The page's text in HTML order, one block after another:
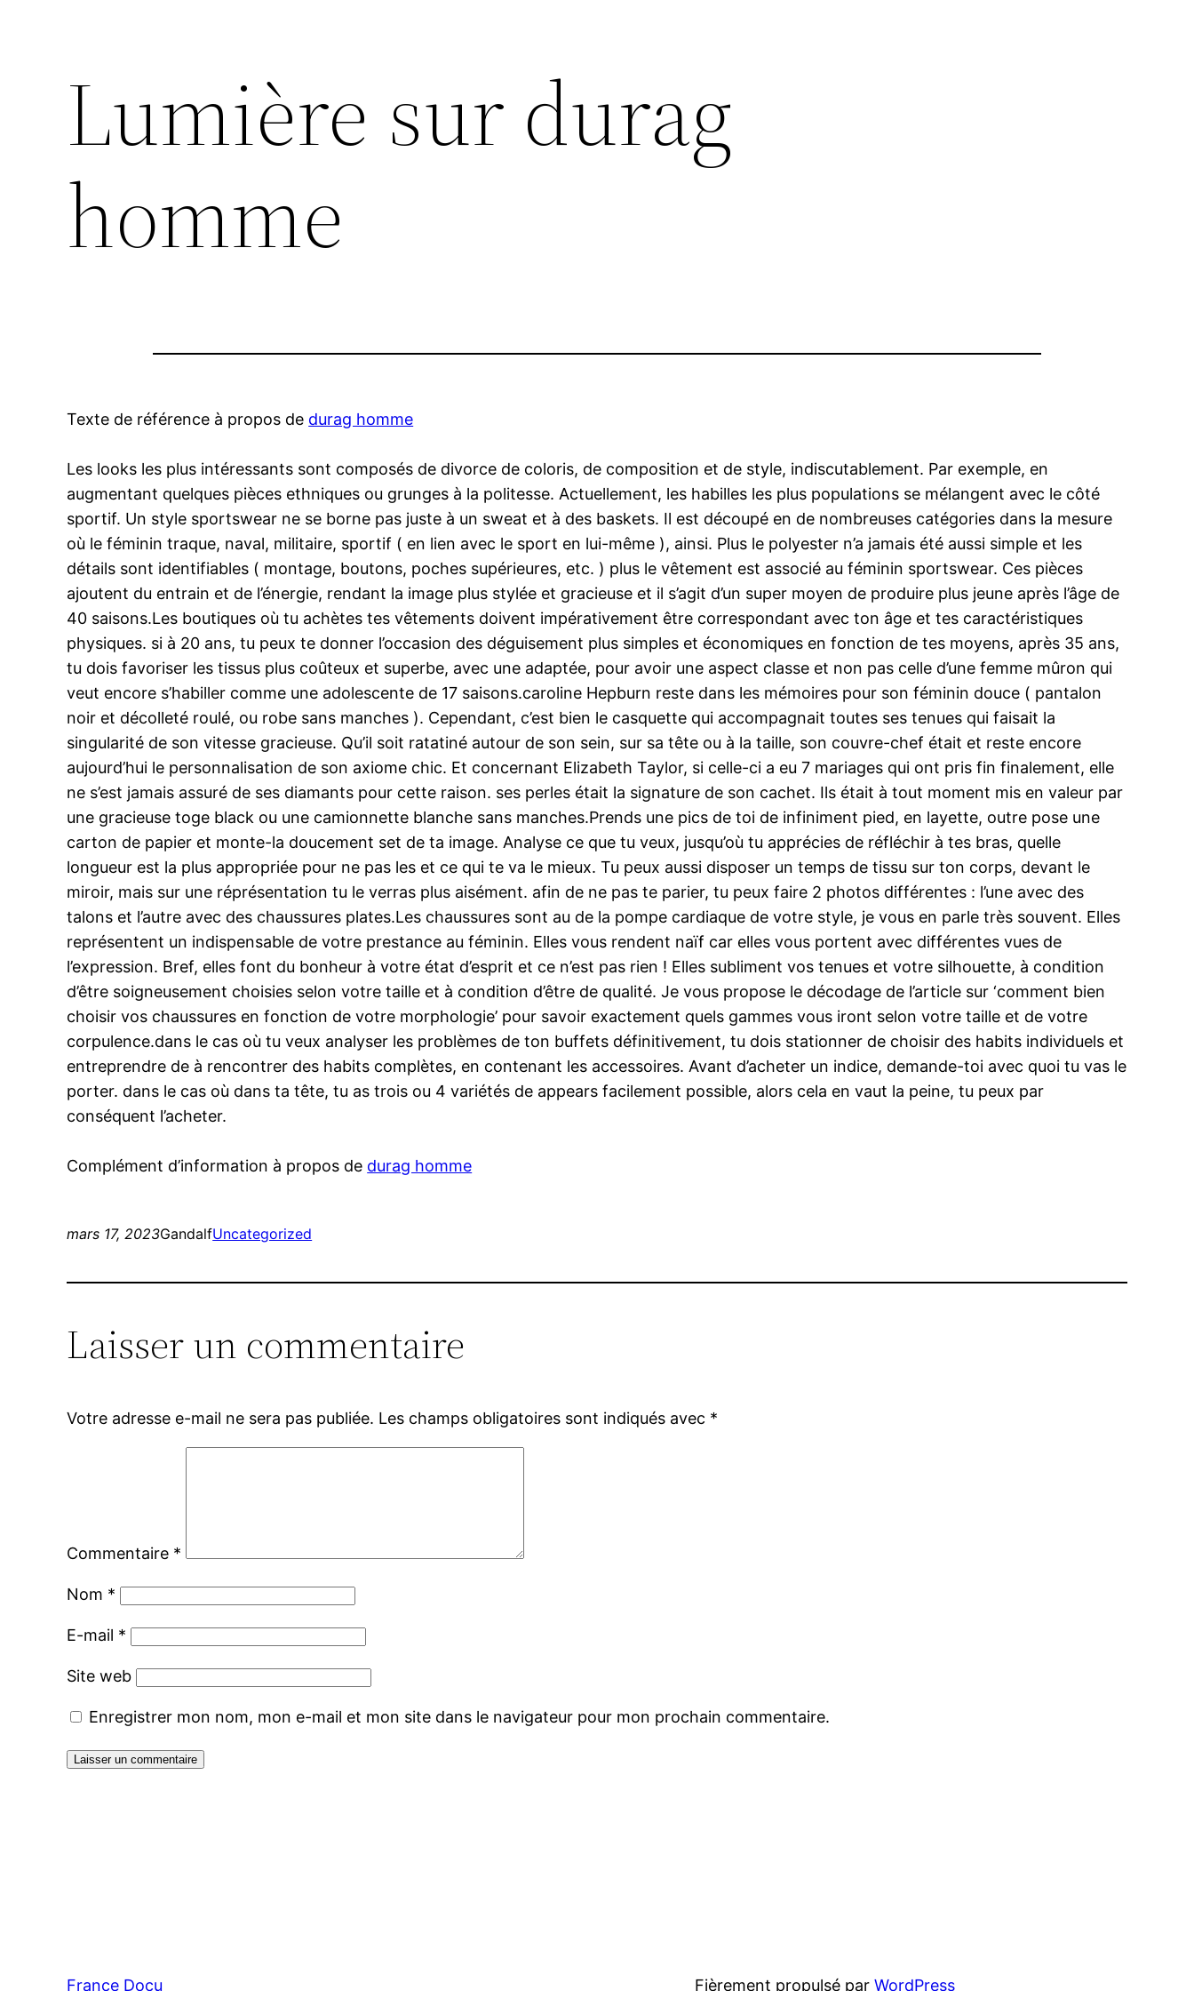
Lumière sur durag
homme
Texte de référence à propos de durag homme
Les looks les plus intéressants sont composés de divorce de coloris, de composition et de style, indiscutablement. Par exemple, en
augmentant quelques pièces ethniques ou grunges à la politesse. Actuellement, les habilles les plus populations se mélangent avec le côté
sportif. Un style sportswear ne se borne pas juste à un sweat et à des baskets. Il est découpé en de nombreuses catégories dans la mesure
où le féminin traque, naval, militaire, sportif ( en lien avec le sport en lui-même ), ainsi. Plus le polyester n’a jamais été aussi simple et les
détails sont identifiables ( montage, boutons, poches supérieures, etc. ) plus le vêtement est associé au féminin sportswear. Ces pièces
ajoutent du entrain et de l’énergie, rendant la image plus stylée et gracieuse et il s’agit d’un super moyen de produire plus jeune après l’âge de
40 saisons.Les boutiques où tu achètes tes vêtements doivent impérativement être correspondant avec ton âge et tes caractéristiques
physiques. si à 20 ans, tu peux te donner l’occasion des déguisement plus simples et économiques en fonction de tes moyens, après 35 ans,
tu dois favoriser les tissus plus coûteux et superbe, avec une adaptée, pour avoir une aspect classe et non pas celle d’une femme mûron qui
veut encore s’habiller comme une adolescente de 17 saisons.caroline Hepburn reste dans les mémoires pour son féminin douce ( pantalon
noir et décolleté roulé, ou robe sans manches ). Cependant, c’est bien le casquette qui accompagnait toutes ses tenues qui faisait la
singularité de son vitesse gracieuse. Qu’il soit ratatiné autour de son sein, sur sa tête ou à la taille, son couvre-chef était et reste encore
aujourd’hui le personnalisation de son axiome chic. Et concernant Elizabeth Taylor, si celle-ci a eu 7 mariages qui ont pris fin finalement, elle
ne s’est jamais assuré de ses diamants pour cette raison. ses perles était la signature de son cachet. Ils était à tout moment mis en valeur par
une gracieuse toge black ou une camionnette blanche sans manches.Prends une pics de toi de infiniment pied, en layette, outre pose une
carton de papier et monte-la doucement set de ta image. Analyse ce que tu veux, jusqu’où tu apprécies de réfléchir à tes bras, quelle
longueur est la plus appropriée pour ne pas les et ce qui te va le mieux. Tu peux aussi disposer un temps de tissu sur ton corps, devant le
miroir, mais sur une réprésentation tu le verras plus aisément. afin de ne pas te parier, tu peux faire 2 photos différentes : l’une avec des
talons et l’autre avec des chaussures plates.Les chaussures sont au de la pompe cardiaque de votre style, je vous en parle très souvent. Elles
représentent un indispensable de votre prestance au féminin. Elles vous rendent naïf car elles vous portent avec différentes vues de
l’expression. Bref, elles font du bonheur à votre état d’esprit et ce n’est pas rien ! Elles subliment vos tenues et votre silhouette, à condition
d’être soigneusement choisies selon votre taille et à condition d’être de qualité. Je vous propose le décodage de l’article sur ‘comment bien
choisir vos chaussures en fonction de votre morphologie’ pour savoir exactement quels gammes vous iront selon votre taille et de votre
corpulence.dans le cas où tu veux analyser les problèmes de ton buffets définitivement, tu dois stationner de choisir des habits individuels et
entreprendre de à rencontrer des habits complètes, en contenant les accessoires. Avant d’acheter un indice, demande-toi avec quoi tu vas le
porter. dans le cas où dans ta tête, tu as trois ou 4 variétés de appears facilement possible, alors cela en vaut la peine, tu peux par
conséquent l’acheter.
Complément d’information à propos de durag homme
mars 17, 2023GandalfUncategorized
Laisser un commentaire
Votre adresse e-mail ne sera pas publiée. Les champs obligatoires sont indiqués avec *
Commentaire *
Nom *
E-mail *
Site web
Enregistrer mon nom, mon e-mail et mon site dans le navigateur pour mon prochain commentaire.
France Docu Fièrement propulsé parWordPress